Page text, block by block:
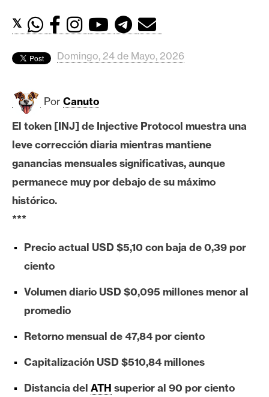
d
s
B
t
c
o
i
t
h
r
e
m
I
𝕏
Domingo, 24 de Mayo, 2026
Por Canuto
El token [INJ] de Injective Protocol muestra una
leve corrección diaria mientras mantiene
ganancias mensuales significativas, aunque
permanece muy por debajo de su máximo
histórico.
***
Precio actual USD $5,10 con baja de 0,39 por
ciento
Volumen diario USD $0,095 millones menor al
promedio
Retorno mensual de 47,84 por ciento
Capitalización USD $510,84 millones
Distancia del ATH superior al 90 por ciento